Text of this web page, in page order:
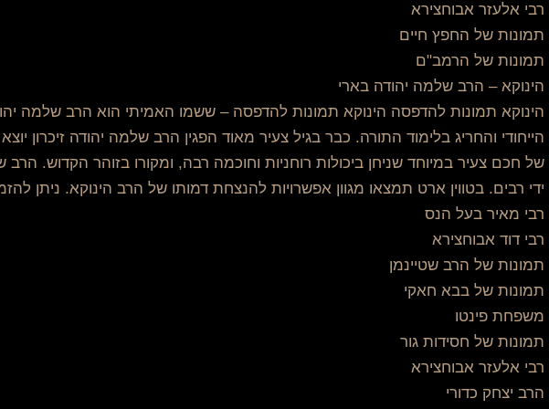
רבי אלעזר אבוחצירא
תמונות של החפץ חיים
תמונות של הרמב"ם
הינוקא – הרב שלמה יהודה בארי
הינוקא תמונות להדפסה הינוקא תמונות להדפסה – ששמו האמיתי הוא הרב שלמה
הייחודי והחריג בלימוד התורה. כבר בגיל צעיר מאוד הפגין הרב שלמה יהודה זיכרון
של חכם צעיר במיוחד שניחן ביכולות רוחניות וחוכמה רבה, ומקורו בזוהר הקדוש.
ידי רבים. בטווין ארט תמצאו מגוון אפשרויות להנצחת דמותו של הרב הינוקא. ניתן
רבי מאיר בעל הנס
רבי דוד אבוחצירא
תמונות של הרב שטיינמן
תמונות של בבא חאקי
משפחת פינטו
תמונות של חסידות גור
רבי אלעזר אבוחצירא
הרב יצחק כדורי